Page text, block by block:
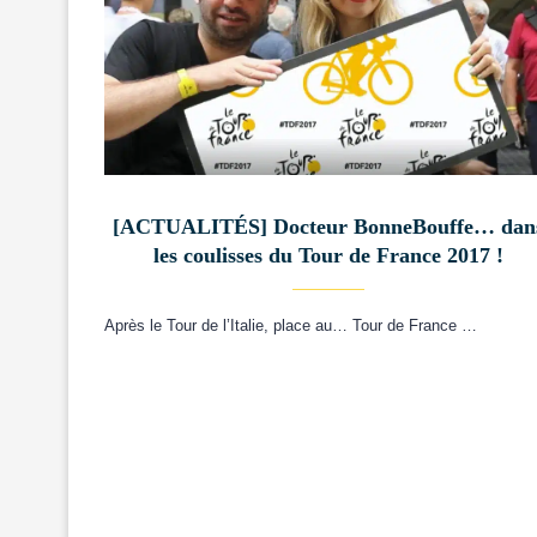
[ACTUALITÉS] Docteur BonneBouffe…
les coulisses du Tour de France 2017 !
Après le Tour de l’Italie, place au… Tour de France …